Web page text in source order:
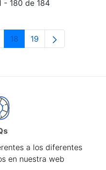
- 180 de 184
intermedias Use TAB para
Página
18 Página
19
a los diferentes
en nuestra web